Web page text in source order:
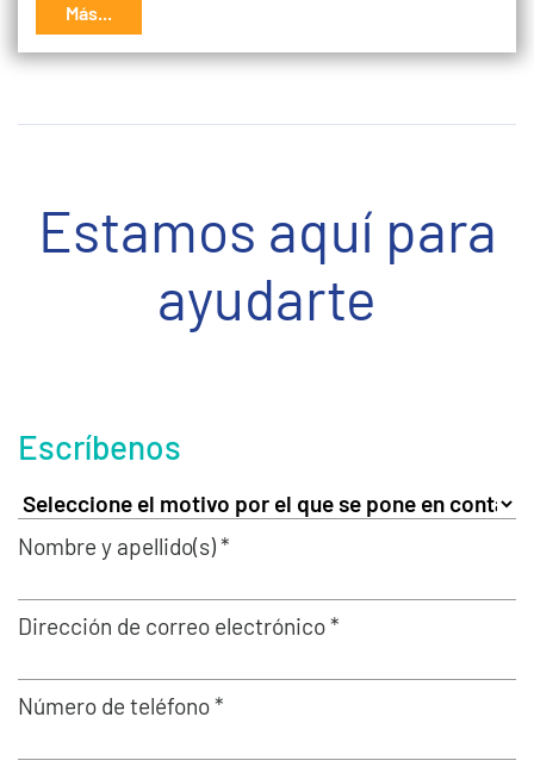
Más...
Estamos aquí para
ayudarte
Escríbenos
Nombre y apellido(s) *
Dirección de correo electrónico *
Número de teléfono *